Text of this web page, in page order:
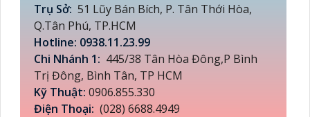
Trụ Sở: 51 Lũy Bán Bích, P. Tân Thới Hòa,
Q.Tân Phú, TP.HCM
Hotline: 0938.11.23.99
Chi Nhánh 1: 445/38 Tân Hòa Đông,P Bình
Trị Đông, Bình Tân, TP HCM
Kỹ Thuật: 0906.855.330
Điện Thoại: (028) 6688.4949